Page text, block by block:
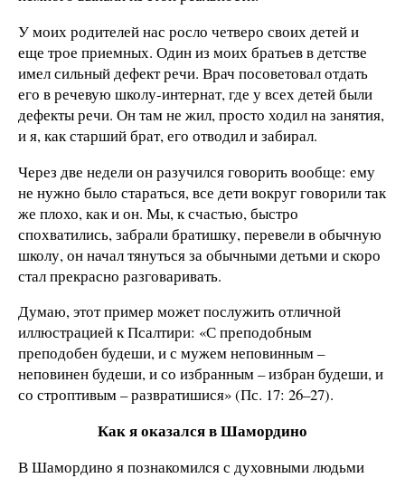
У моих родителей нас росло четверо своих детей и
еще трое приемных. Один из моих братьев в детстве
имел сильный дефект речи. Врач посоветовал отдать
его в речевую школу-интернат, где у всех детей были
дефекты речи. Он там не жил, просто ходил на занятия,
и я, как старший брат, его отводил и забирал.
Через две недели он разучился говорить вообще: ему
не нужно было стараться, все дети вокруг говорили так
же плохо, как и он. Мы, к счастью, быстро
спохватились, забрали братишку, перевели в обычную
школу, он начал тянуться за обычными детьми и скоро
стал прекрасно разговаривать.
Думаю, этот пример может послужить отличной
иллюстрацией к Псалтири: «С преподобным
преподобен будеши, и с мужем неповинным –
неповинен будеши, и со избранным – избран будеши, и
со строптивым – развратишися» (Пс. 17: 26–27).
Как я оказался в Шамордино
В Шамордино я познакомился с духовными людьми